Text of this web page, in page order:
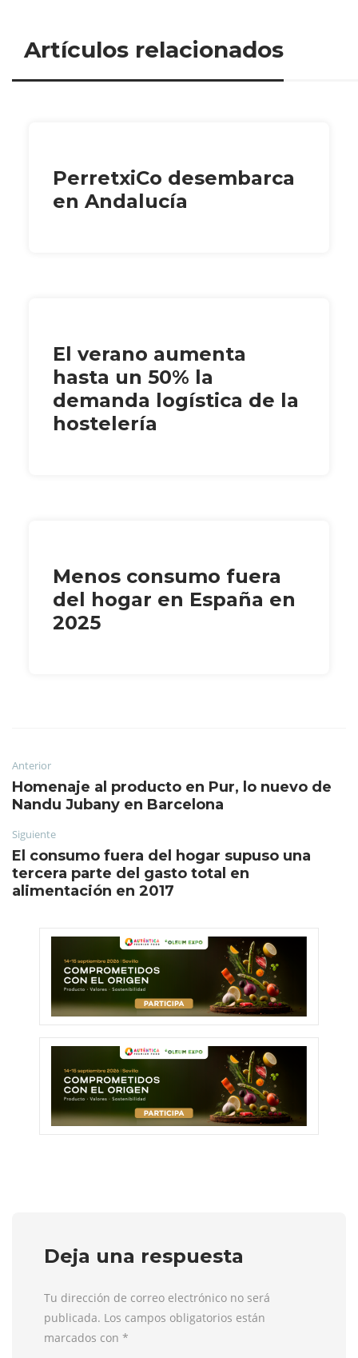
Artículos relacionados
PerretxiCo desembarca
en Andalucía
El verano aumenta
hasta un 50% la
demanda logística de la
hostelería
Menos consumo fuera
del hogar en España en
2025
Anterior
Homenaje al producto en Pur, lo nuevo de
Nandu Jubany en Barcelona
Siguiente
El consumo fuera del hogar supuso una
tercera parte del gasto total en
alimentación en 2017
Deja una respuesta
Tu dirección de correo electrónico no será
publicada. Los campos obligatorios están
marcados con *